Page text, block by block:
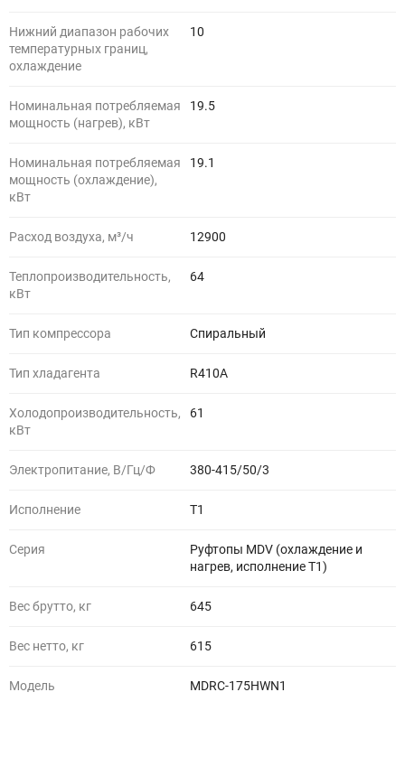
Нижний диапазон рабочих
температурных границ,
охлаждение
10
Номинальная потребляемая
мощность (нагрев), кВт
19.5
Номинальная потребляемая
мощность (охлаждение),
кВт
19.1
Расход воздуха, м³/ч 12900
Теплопроизводительность,
кВт
64
Тип компрессора Спиральный
Тип хладагента R410A
Холодопроизводительность,
кВт
61
Электропитание, В/Гц/Ф 380-415/50/3
Исполнение T1
Серия
Руфтопы MDV (охлаждение и
нагрев, исполнение Т1)
Вес брутто, кг 645
Вес нетто, кг 615
Модель MDRC-175HWN1